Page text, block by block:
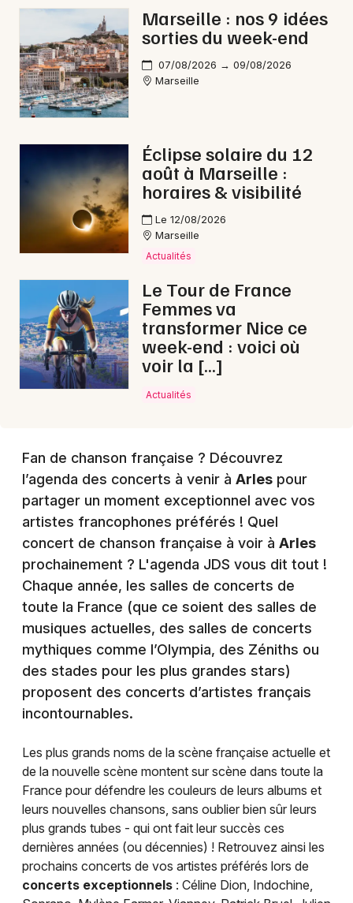
Actus à Arles
Magazine à Arles
13 - Bouches du Rhône
Choisir mes départements
Mon email
Je m'abonne
Marseille : nos 9 idées
sorties du week-end
07/08/2026 → 09/08/2026
Marseille
Éclipse solaire du 12
août à Marseille :
horaires & visibilité
Le 12/08/2026
Marseille
Actualités
Le Tour de France
Femmes va
transformer Nice ce
week-end : voici où
voir la […]
Actualités
Fan de chanson française ? Découvrez
l’agenda des concerts à venir à Arles pour
partager un moment exceptionnel avec vos
artistes francophones préférés ! Quel
concert de chanson française à voir à Arles
prochainement ? L'agenda JDS vous dit tout !
Chaque année, les salles de concerts de
toute la France (que ce soient des salles de
musiques actuelles, des salles de concerts
mythiques comme l’Olympia, des Zéniths ou
des stades pour les plus grandes stars)
proposent des concerts d’artistes français
incontournables.
Les plus grands noms de la scène française actuelle et
de la nouvelle scène montent sur scène dans toute la
France pour défendre les couleurs de leurs albums et
leurs nouvelles chansons, sans oublier bien sûr leurs
plus grands tubes - qui ont fait leur succès ces
dernières années (ou décennies) ! Retrouvez ainsi les
prochains concerts de vos artistes préférés lors de
concerts exceptionnels : Céline Dion, Indochine,